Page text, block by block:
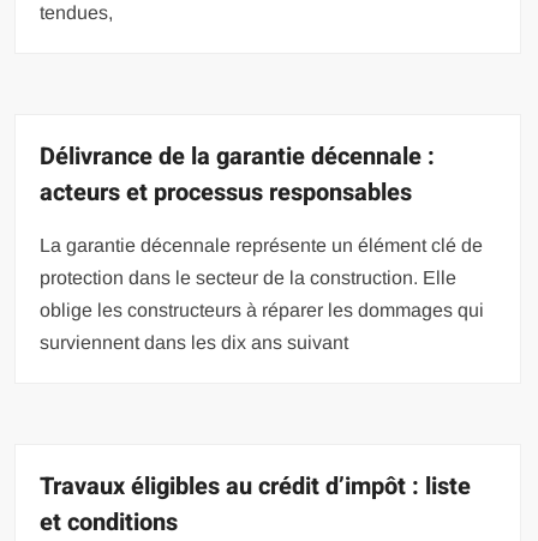
tendues,
Délivrance de la garantie décennale :
acteurs et processus responsables
La garantie décennale représente un élément clé de
protection dans le secteur de la construction. Elle
oblige les constructeurs à réparer les dommages qui
surviennent dans les dix ans suivant
Travaux éligibles au crédit d’impôt : liste
et conditions